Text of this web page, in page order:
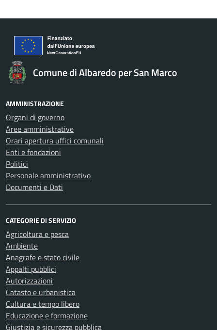
Comune di Albaredo per San Marco
AMMINISTRAZIONE
Organi di governo
Aree amministrative
Orari apertura uffici comunali
Enti e fondazioni
Politici
Personale amministrativo
Documenti e Dati
CATEGORIE DI SERVIZIO
Agricoltura e pesca
Ambiente
Anagrafe e stato civile
Appalti pubblici
Autorizzazioni
Catasto e urbanistica
Cultura e tempo libero
Educazione e formazione
Giustizia e sicurezza pubblica